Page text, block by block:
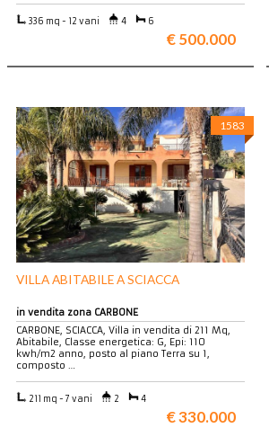
336 mq - 12 vani 4 6
€ 500.000
1583
VILLA ABITABILE A SCIACCA
in vendita zona CARBONE
CARBONE, SCIACCA, Villa in vendita di 211 Mq,
Abitabile, Classe energetica: G, Epi: 110
kwh/m2 anno, posto al piano Terra su 1,
composto …
211 mq - 7 vani 2 4
€ 330.000